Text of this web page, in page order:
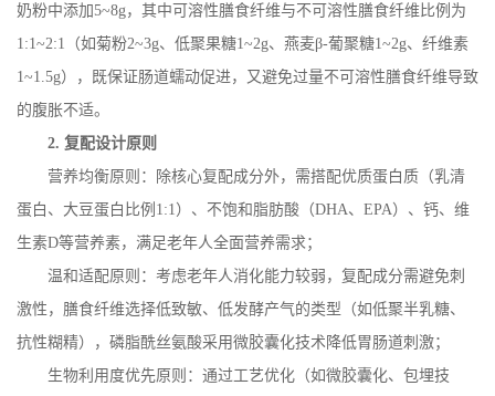
奶粉中添加5~8g，其中可溶性膳食纤维与不可溶性膳食纤维比例为
1:1~2:1 （如菊粉2~3g、低聚果糖1~2g、燕麦β-葡聚糖1~2g、纤维素
1~1.5g），既保证肠道蠕动促进，又避免过量不可溶性膳食纤维导致
的腹胀不适。
2.复配设计原则
营养均衡原则：除核心复配成分外，需搭配优质蛋白质（乳清
蛋白、大豆蛋白比例 1:1）、不饱和脂肪酸（DHA、 EPA）、钙、维
生素D等营养素，满足老年人全面营养需求；
温和适配原则：考虑老年人消化能力较弱，复配成分需避免刺
激性，膳食纤维选择低致敏、低发酵产气的类型（如低聚半乳糖、
抗性糊精），磷脂酰丝氨酸采用微胶囊化技术降低胃肠道刺激；
生物利用度优先原则：通过工艺优化（如微胶囊化、包埋技